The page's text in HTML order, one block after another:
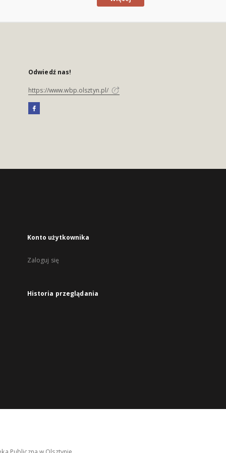
Odwiedź nas!
https://www.wbp.olsztyn.pl/
Konto użytkownika
Zaloguj się
Historia przeglądania